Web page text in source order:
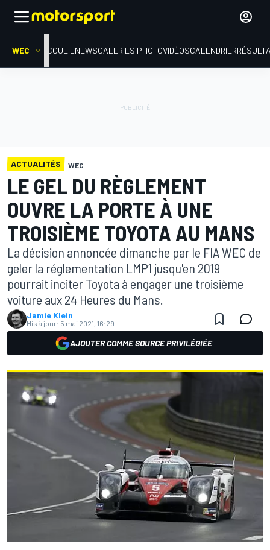
WEC ACCUEIL NEWSGALERIES PHOTOVIDÉOSCALENDRIER
ACTUALITÉS WEC
LE GEL DU RÈGLEMENT
OUVRE LA PORTE À UNE
TROISIÈME TOYOTA AU MANS
La décision annoncée dimanche par le FIA WEC de
geler la réglementation LMP1 jusqu'en 2019
pourrait inciter Toyota à engager une troisième
voiture aux 24 Heures du Mans.
Jamie Klein
Mis à jour: 5 mai 2021, 16:29
AJOUTER COMME SOURCE PRIVILÉGIÉE